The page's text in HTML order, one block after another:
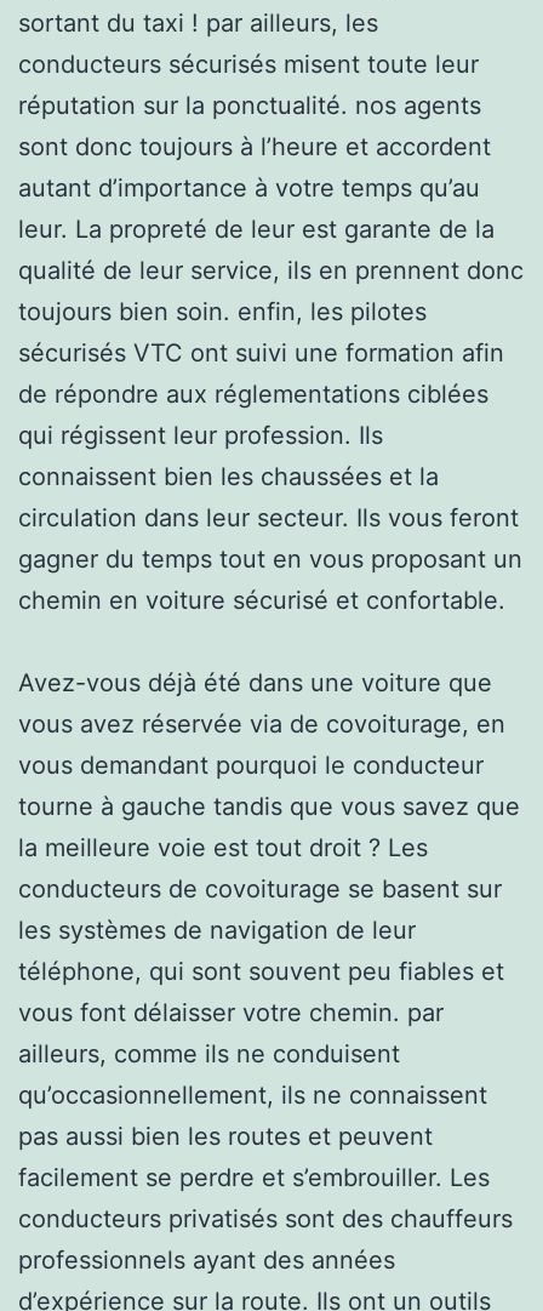
sortant du taxi ! par ailleurs, les
conducteurs sécurisés misent toute leur
réputation sur la ponctualité. nos agents
sont donc toujours à l’heure et accordent
autant d’importance à votre temps qu’au
leur. La propreté de leur est garante de la
qualité de leur service, ils en prennent donc
toujours bien soin. enfin, les pilotes
sécurisés VTC ont suivi une formation afin
de répondre aux réglementations ciblées
qui régissent leur profession. Ils
connaissent bien les chaussées et la
circulation dans leur secteur. Ils vous feront
gagner du temps tout en vous proposant un
chemin en voiture sécurisé et confortable.
Avez-vous déjà été dans une voiture que
vous avez réservée via de covoiturage, en
vous demandant pourquoi le conducteur
tourne à gauche tandis que vous savez que
la meilleure voie est tout droit ? Les
conducteurs de covoiturage se basent sur
les systèmes de navigation de leur
téléphone, qui sont souvent peu fiables et
vous font délaisser votre chemin. par
ailleurs, comme ils ne conduisent
qu’occasionnellement, ils ne connaissent
pas aussi bien les routes et peuvent
facilement se perdre et s’embrouiller. Les
conducteurs privatisés sont des chauffeurs
professionnels ayant des années
d’expérience sur la route. Ils ont un outils